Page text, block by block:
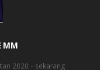
MM
2020 - sekarang